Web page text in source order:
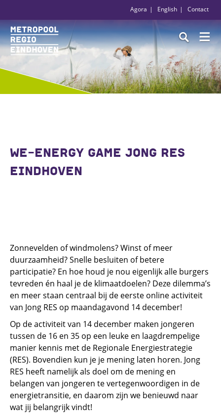
Agora English Contact
WE-ENERGY GAME JONG RES
EINDHOVEN
Zonnevelden of windmolens? Winst of meer
duurzaamheid? Snelle besluiten of betere
participatie? En hoe houd je nou eigenlijk alle burgers
tevreden én haal je de klimaatdoelen? Deze dilemma’s
en meer staan centraal bij de eerste online activiteit
van Jong RES op maandagavond 14 december!
Op de activiteit van 14 december maken jongeren
tussen de 16 en 35 op een leuke en laagdrempelige
manier kennis met de Regionale Energiestrategie
(RES). Bovendien kun je je mening laten horen. Jong
RES heeft namelijk als doel om de mening en
belangen van jongeren te vertegenwoordigen in de
energietransitie, en daarom zijn we benieuwd naar
wat jij belangrijk vindt!